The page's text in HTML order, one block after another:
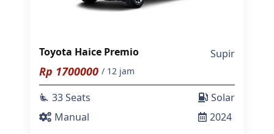
Toyota Haice Premio Supir
Rp 1700000 / 12 jam
airline_seat_recline_extra 33 Seats
Manual
Solar
2024